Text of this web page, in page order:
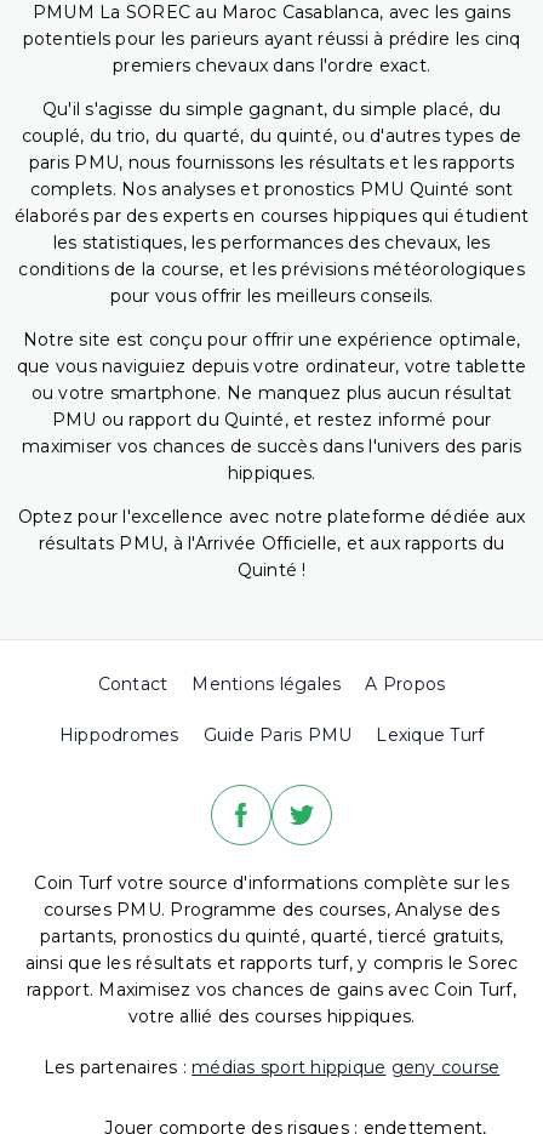
PMUM La SOREC au Maroc Casablanca, avec les gains
potentiels pour les parieurs ayant réussi à prédire les cinq
premiers chevaux dans l'ordre exact.
Qu'il s'agisse du simple gagnant, du simple placé, du
couplé, du trio, du quarté, du quinté, ou d'autres types de
paris PMU, nous fournissons les résultats et les rapports
complets. Nos analyses et pronostics PMU Quinté sont
élaborés par des experts en courses hippiques qui étudient
les statistiques, les performances des chevaux, les
conditions de la course, et les prévisions météorologiques
pour vous offrir les meilleurs conseils.
Notre site est conçu pour offrir une expérience optimale,
que vous naviguiez depuis votre ordinateur, votre tablette
ou votre smartphone. Ne manquez plus aucun résultat
PMU ou rapport du Quinté, et restez informé pour
maximiser vos chances de succès dans l'univers des paris
hippiques.
Optez pour l'excellence avec notre plateforme dédiée aux
résultats PMU, à l'Arrivée Officielle, et aux rapports du
Quinté !
Contact Mentions légales A Propos
Hippodromes Guide Paris PMU Lexique Turf
Coin Turf votre source d'informations complète sur les
courses PMU. Programme des courses, Analyse des
partants, pronostics du quinté, quarté, tiercé gratuits,
ainsi que les résultats et rapports turf, y compris le Sorec
rapport. Maximisez vos chances de gains avec Coin Turf,
votre allié des courses hippiques.
Les partenaires : médias sport hippique geny course
Jouer comporte des risques : endettement,